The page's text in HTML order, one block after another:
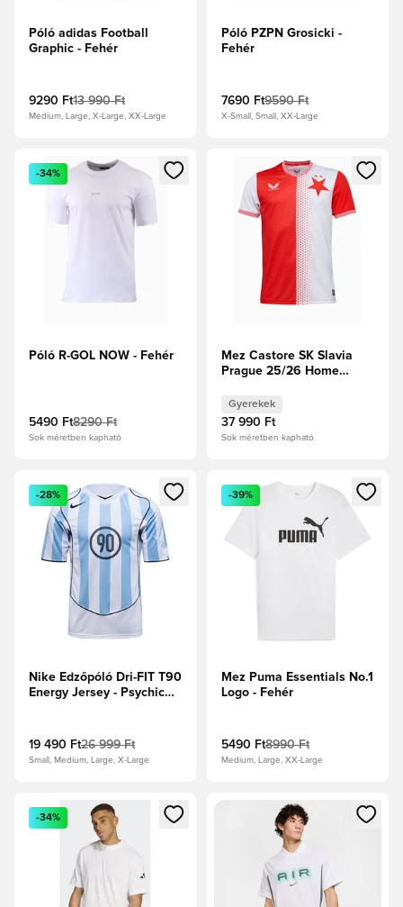
Póló adidas Football
Graphic - Fehér
9290 Ft13 990 Ft
Medium, Large, X-Large, XX-Large
Póló PZPN Grosicki -
Fehér
7690 Ft9590 Ft
X-Small, Small, XX-Large
Megnyit egy modált a bejelentkezéshez vagy a tagként
-34%
Póló R-GOL NOW - Fehér
5490 Ft8290 Ft
Sok méretben kapható
Megnyit egy modált a
Mez Castore SK Slavia
Prague 25/26 Home
Gyerekek
37 990 Ft
Sok méretben kapható
Megnyit egy modált a bejelentkezéshez vagy a tagként
-28%
Nike Edzőpóló Dri-FIT T90
Energy Jersey - Psychic
19 490 Ft26 999 Ft
Small, Medium, Large, X-Large
Megnyit egy modált a
-39%
Mez Puma Essentials No.1
Logo - Fehér
5490 Ft8990 Ft
Medium, Large, XX-Large
Megnyit egy modált a bejelentkezéshez vagy a tagként
-34%
Megnyit egy modált a